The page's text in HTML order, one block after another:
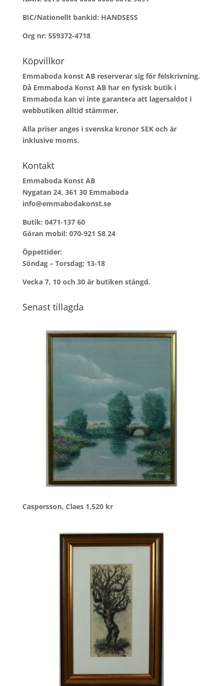
BIC/Nationellt bankid: HANDSESS
Org nr: 559372-4718
Köpvillkor
Emmaboda konst AB reserverar sig för felskrivning.
Då Emmaboda Konst AB har en fysisk butik i
Emmaboda kan vi inte garantera att lagersaldot i
webbutiken alltid stämmer.
Alla priser anges i svenska kronor SEK och är
inklusive moms.
Kontakt
Emmaboda Konst AB
Nygatan 24, 361 30 Emmaboda
info@emmabodakonst.se
Butik: 0471-137 60
Göran mobil: 070-921 58 24
Öppettider:
Söndag – Torsdag: 13-18
Vecka 7, 10 och 30 är butiken stängd.
Senast tillagda
Caspersson, Claes 1,520 kr